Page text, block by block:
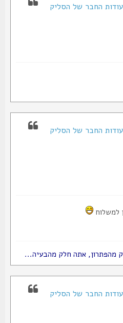
אתה חלק מהבעיה...